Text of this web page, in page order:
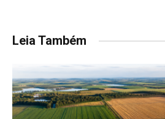
Leia Também